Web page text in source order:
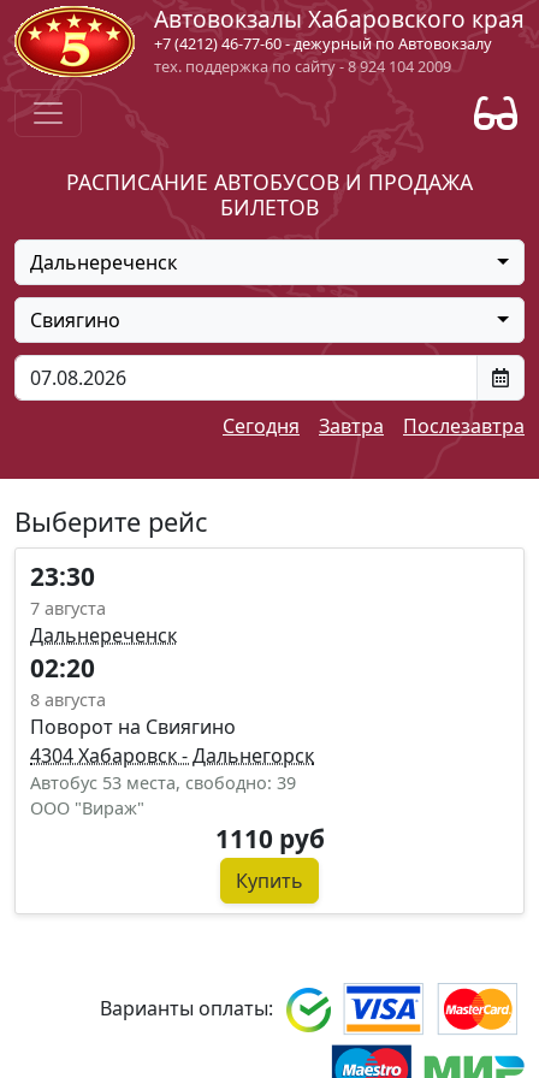
Автовокзалы Хабаровского края
+7 (4212) 46-77-60 - дежурный по Автовокзалу
тех. поддержка по сайту - 8 924 104 2009
РАСПИСАНИЕ АВТОБУСОВ И ПРОДАЖА
БИЛЕТОВ
Дальнереченск
Свиягино
Сегодня Завтра Послезавтра
Выберите рейс
23:30
7 августа
Дальнереченск
02:20
8 августа
Поворот на Свиягино
4304 Хабаровск - Дальнегорск
Автобус 53 места, свободно: 39
ООО "Вираж"
1110 руб
Купить
Варианты оплаты: